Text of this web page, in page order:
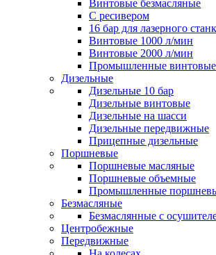
Винтовые безмасляные
C ресивером
16 бар для лазерного
Винтовые 1000 л/мин
Винтовые 2000 л/мин
Промышленные винтовые
Дизельные
Дизельные 10 бар
Дизельные винтовые
Дизельные на шасси
Дизельные передвижные
Прицепные дизельные
Поршневые
Поршневые масляные
Поршневые объемные
Промышленные
Безмасляные
Безмаслянные с
Центробежные
Передвижные